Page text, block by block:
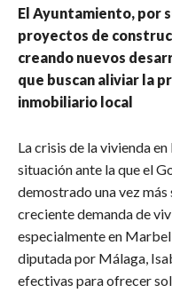
El Ayuntamiento, por
proyectos de
creando nuevos
que buscan aliviar la
inmobiliario local
La crisis de la vivienda
situación ante la que el
demostrado una vez más
creciente demanda de
especialmente en
diputada por Málaga,
efectivas para ofrecer